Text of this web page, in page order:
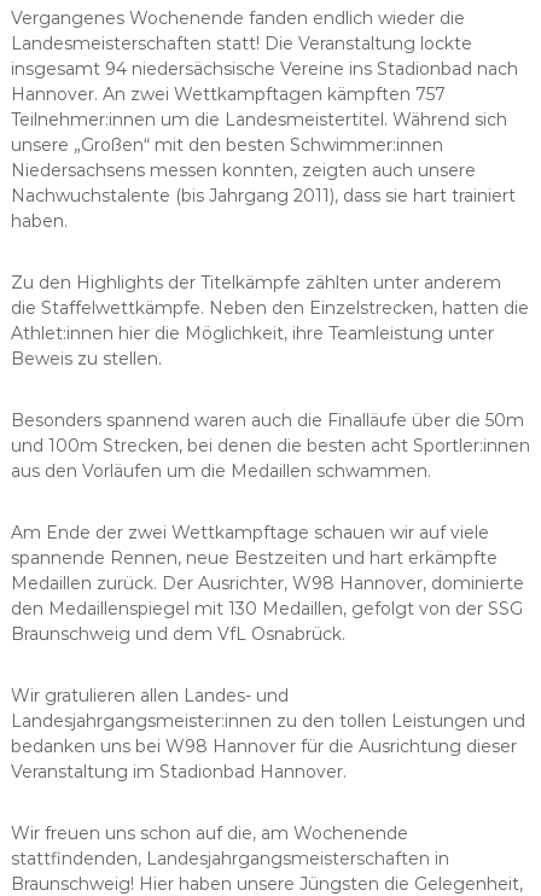
Vergangenes Wochenende fanden endlich wieder die
Landesmeisterschaften statt! Die Veranstaltung lockte
insgesamt 94 niedersächsische Vereine ins Stadionbad nach
Hannover. An zwei Wettkampftagen kämpften 757
Teilnehmer:innen um die Landesmeistertitel. Während sich
unsere „Großen“ mit den besten Schwimmer:innen
Niedersachsens messen konnten, zeigten auch unsere
Nachwuchstalente (bis Jahrgang 2011), dass sie hart trainiert
haben.
Zu den Highlights der Titelkämpfe zählten unter anderem
die Staffelwettkämpfe. Neben den Einzelstrecken, hatten die
Athlet:innen hier die Möglichkeit, ihre Teamleistung unter
Beweis zu stellen.
Besonders spannend waren auch die Finalläufe über die 50m
und 100m Strecken, bei denen die besten acht Sportler:innen
aus den Vorläufen um die Medaillen schwammen.
Am Ende der zwei Wettkampftage schauen wir auf viele
spannende Rennen, neue Bestzeiten und hart erkämpfte
Medaillen zurück. Der Ausrichter, W98 Hannover, dominierte
den Medaillenspiegel mit 130 Medaillen, gefolgt von der SSG
Braunschweig und dem VfL Osnabrück.
Wir gratulieren allen Landes- und
Landesjahrgangsmeister:innen zu den tollen Leistungen und
bedanken uns bei W98 Hannover für die Ausrichtung dieser
Veranstaltung im Stadionbad Hannover.
Wir freuen uns schon auf die, am Wochenende
stattfindenden, Landesjahrgangsmeisterschaften in
Braunschweig! Hier haben unsere Jüngsten die Gelegenheit,